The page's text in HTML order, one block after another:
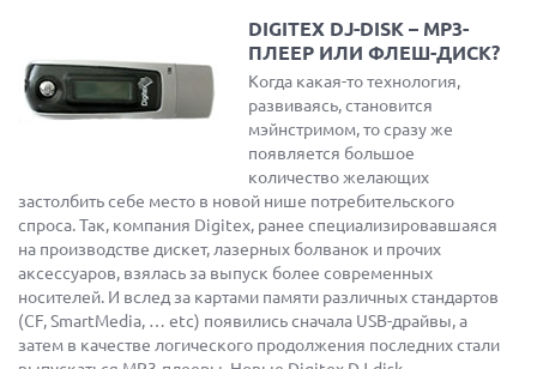
DIGITEX DJ-DISK – MP3-
ПЛЕЕР ИЛИ ФЛЕШ-ДИСК?
Когда какая-то технология,
развиваясь, становится
мэйнстримом, то сразу же
появляется большое
количество желающих
застолбить себе место в новой нише потребительского
спроса. Так, компания Digitex, ранее специализировавшаяся
на производстве дискет, лазерных болванок и прочих
аксессуаров, взялась за выпуск более современных
носителей. И вслед за картами памяти различных стандартов
(CF, SmartMedia, … etc) появились сначала USB-драйвы, а
затем в качестве логического продолжения последних стали